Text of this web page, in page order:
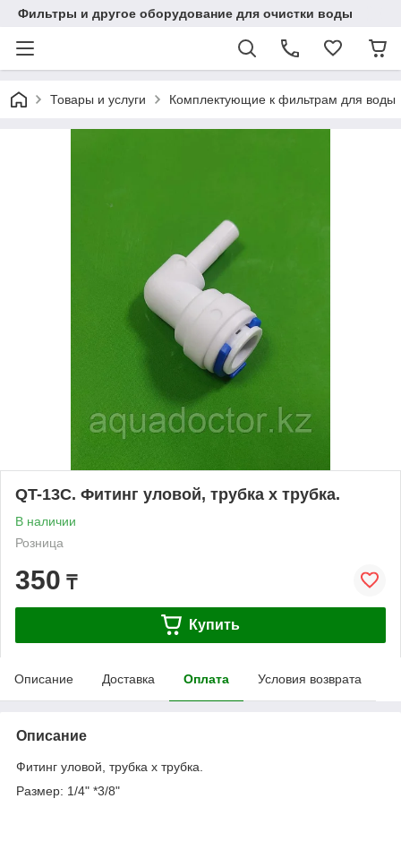
Фильтры и другое оборудование для очистки воды
Товары и услуги Комплектующие к фильтрам для воды
QT-13C. Фитинг уловой, трубка х трубка.
В наличии
Розница
350 ₸
Купить
Описание Доставка Оплата Условия возврата
Описание
Фитинг уловой, трубка х трубка.
Размер: 1/4" *3/8"